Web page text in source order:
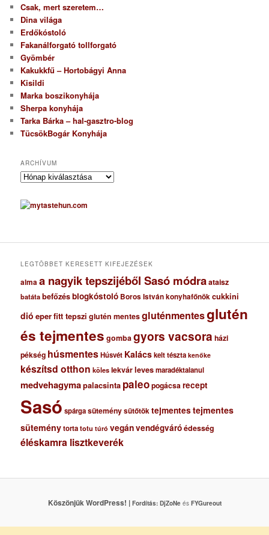
Csak, mert szeretem…
Dina világa
Erdőkóstoló
Fakanálforgató tollforgató
Gyömbér
Kakukkfű – Hortobágyi Anna
Kisildi
Marka boszikonyhája
Sherpa konyhája
Tarka Bárka – hal-gasztro-blog
TücsökBogár Konyhája
ARCHÍVUM
A
c
h
u
LEGTÖBBET KERESETT KIFEJEZÉSEK
almaa nagyik tepszijéből Sasó módraataisz
batáta befőzésblogkóstoló Boros István konyhafőnökcukkini
dió eperfitt tepszi glutén mentesgluténmentesglutén
és tejmentes gombagyors vacsora házi
pékség húsmentesHúsvét Kalácskelt tészta kenőke
készítsd otthon köles lekvárlevesmaradéktalanul
medvehagymapalacsinta paleopogácsarecept
Sasó spárgasüteménysütőtöktejmentestejmentes
süteménytorta totu túró vegánvendégváróédesség
éléskamra lisztkeverék
Köszönjük WordPress! | Fordítás: DjZoNeés FYGureout